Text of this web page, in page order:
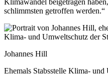
schlimmsten getroffen werden.“
Johannes Hill
Ehemals Stabsstelle Klima-